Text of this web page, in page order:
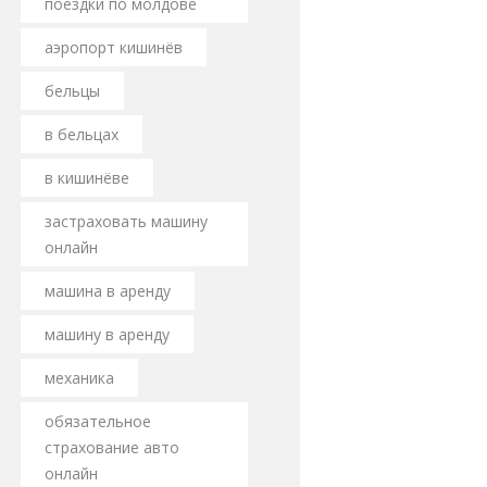
аэропорт кишинёв
бельцы
в бельцах
в кишинёве
застраховать машину
онлайн
машина в аренду
машину в аренду
механика
обязательное
страхование авто
онлайн